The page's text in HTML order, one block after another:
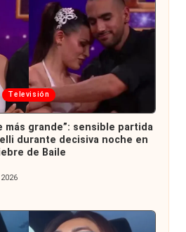
Televisión
más grande”: sensible partida
durante decisiva noche en
de Baile
2026